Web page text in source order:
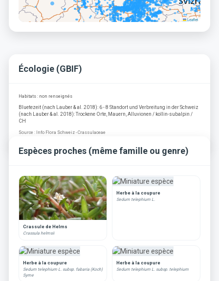
Leaflet
Écologie (GBIF)
Habitats : non renseignés
Bluetezeit (nach Lauber & al. 2018): 6 - 8 Standort und Verbreitung in der Schweiz
(nach Lauber & al. 2018): Trockene Orte, Mauern, Alluvionen / kollin-subalpin /
CH
Source : Info Flora Schweiz - Crassulaceae
Espèces proches (même famille ou genre)
Crassule de Helms
Crassula helmsii
Herbe à la coupure
Sedum telephium L.
Herbe à la coupure
Sedum telephium L. subsp. fabaria (Koch)
Syme
Herbe à la coupure
Sedum telephium L. subsp. telephium